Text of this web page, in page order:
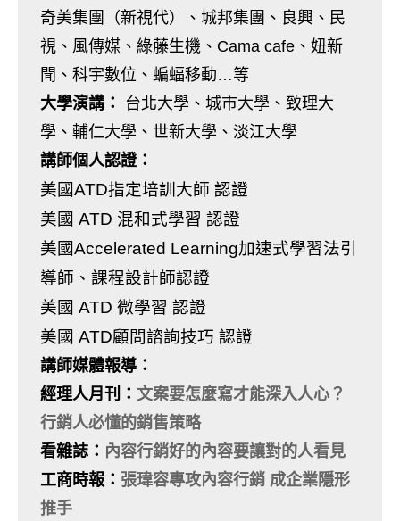
奇美集團（新視代）、城邦集團、良興、民
視、風傳媒、綠藤生機、Cama cafe、妞新
聞、科宇數位、蝙蝠移動…等
大學演講：
台北大學、城市大學、致理大
學、輔仁大學、世新大學、淡江大學
講師個人認證：
美國ATD指定培訓大師 認證
美國 ATD 混和式學習 認證
美國Accelerated Learning加速式學習法引
導師、課程設計師認證
美國 ATD 微學習 認證
美國 ATD顧問諮詢技巧 認證
講師媒體報導：
經理人月刊 ： 文案要怎麼寫才能深入人心？
行銷人必懂的銷售策略
看雜誌 ： 內容行銷好的內容要讓對的人看見
工商時報 ： 張瑋容專攻內容行銷 成企業隱形
推手